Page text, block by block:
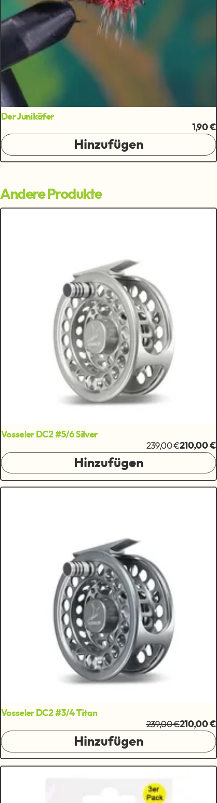
Der Junikäfer
1,90 €
Hinzufügen
Andere Produkte
Vosseler DC2 #5/6 Silver
239,00 €210,00 €
Hinzufügen
Vosseler DC2 #3/4 Titan
239,00 €210,00 €
Hinzufügen